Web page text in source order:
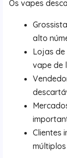
Os vapes
alto
Lojas
vape de
Clientes